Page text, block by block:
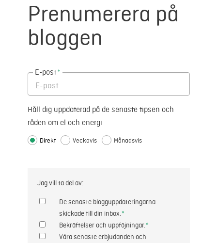
Prenumerera på
bloggen
E-post*
Håll dig uppdaterad på de senaste tipsen och
råden om el och energi
Direkt Veckovis Månadsvis
Jag vill ta del av:
De senaste blogguppdateringarna
skickade till din inbox.*
Bekräftelser och uppföjningar.*
Våra senaste erbjudanden och